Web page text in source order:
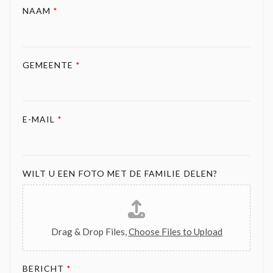
NAAM *
GEMEENTE *
E-MAIL *
WILT U EEN FOTO MET DE FAMILIE DELEN?
Drag & Drop Files, Choose Files to Upload
BERICHT *